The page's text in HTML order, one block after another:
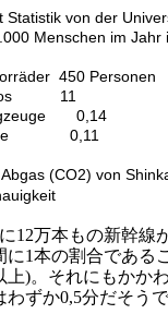
Statistik von der
Menschen im Jahr
450 Personen
11
0,14
0,11
(CO2) von
12万本もの新幹線
に1本の割合である
上)。それにもかか
わずか0,5分だそう